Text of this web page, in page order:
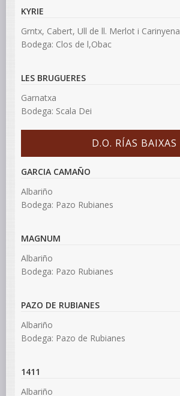
KYRIE
Grntx, Cabert, Ull de ll. Merlot i Carinyena
Bodega: Clos de l,Obac
LES BRUGUERES
Garnatxa
Bodega: Scala Dei
D.O. RÍAS BAIXAS
GARCIA CAMAÑO
Albariño
Bodega: Pazo Rubianes
MAGNUM
Albariño
Bodega: Pazo Rubianes
PAZO DE RUBIANES
Albariño
Bodega: Pazo de Rubianes
1411
Albariño